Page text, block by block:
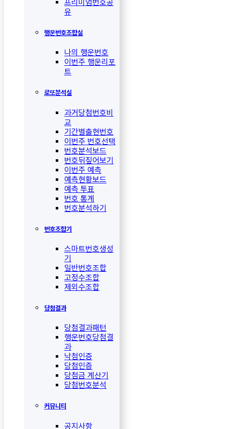
프리미엄번호공
유
행운번호조합실
나의 행운번호
이번주 행운리포
트
로또분석실
과거당첨번호비
교
기간별출현번호
이번주 번호선택
번호분석보드
번호뒤짚어보기
이번주 예측
예측현황보드
예측 투표
번호 통계
번호분석하기
번호조합기
스마트번호생성
기
일반번호조합
고정수조합
제외수조합
당첨결과
당첨결과패턴
행운번호당첨결
과
낙첨인증
당첨인증
당첨금 계산기
당첨번호분석
커뮤니티
공지사항